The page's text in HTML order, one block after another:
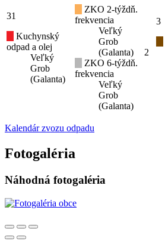
31
Kuchynský
odpad a olej
Veľký
Grob
(Galanta)
ZKO 2-týždň.
frekvencia
Veľký
Grob
(Galanta)
ZKO 6-týždň.
frekvencia
Veľký
Grob
(Galanta)
2
3
Kalendár zvozu odpadu
Fotogaléria
Náhodná fotogaléria